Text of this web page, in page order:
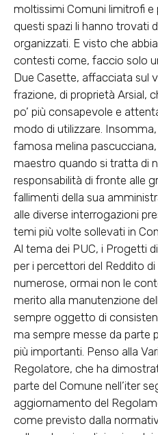
moltissimi Comuni limitrofi e
questi spazi li hanno trovati
organizzati. E visto che
contesti come, faccio solo
Due Casette, affacciata sul
frazione, di proprietà Arsial,
po’ più consapevole e
modo di utilizzare.
famosa melina
maestro quando si tratta di
responsabilità di fronte alle
fallimenti della sua
alle diverse interrogazioni
temi più volte sollevati in
Al tema dei PUC, i Progetti
per i percettori del Reddito
numerose, ormai non le
merito alla manutenzione
sempre oggetto di
ma sempre messe da parte
più importanti. Penso alla
Regolatore, che ha
parte del Comune nell’iter
aggiornamento del
come previsto dalla